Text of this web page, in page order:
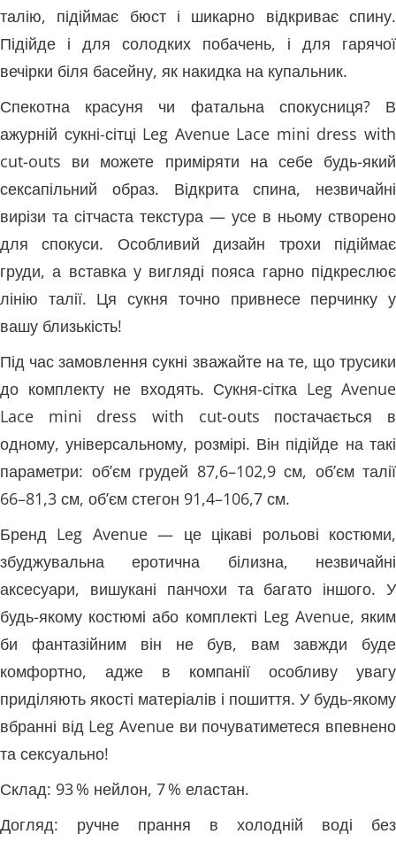
талію, підіймає бюст і шикарно відкриває спину.
Підійде і для солодких побачень, і для гарячої
вечірки біля басейну, як накидка на купальник.
Спекотна красуня чи фатальна спокусниця? В
ажурній сукні-сітці Leg Avenue Lace mini dress with
cut-outs ви можете приміряти на себе будь-який
сексапільний образ. Відкрита спина, незвичайні
вирізи та сітчаста текстура — ​​усе в ньому створено
для спокуси. Особливий дизайн трохи підіймає
груди, а вставка у вигляді пояса гарно підкреслює
лінію талії. Ця сукня точно привнесе перчинку у
вашу близькість!
Під час замовлення сукні зважайте на те, що трусики
до комплекту не входять. Сукня-сітка Leg Avenue
Lace mini dress with cut-outs постачається в
одному, універсальному, розмірі. Він підійде на такі
параметри: об’єм грудей 87,6–102,9 см, об’єм талії
66–81,3 см, об’єм стегон 91,4–106,7 см.
Бренд Leg Avenue — це цікаві рольові костюми,
збуджувальна еротична білизна, незвичайні
аксесуари, вишукані панчохи та багато іншого. У
будь-якому костюмі або комплекті Leg Avenue, яким
би фантазійним він не був, вам завжди буде
комфортно, адже в компанії особливу увагу
приділяють якості матеріалів і пошиття. У будь-якому
вбранні від Leg Avenue ви почуватиметеся впевнено
та сексуально!
Склад: 93 % нейлон, 7 % еластан.
Догляд: ручне прання в холодній воді без